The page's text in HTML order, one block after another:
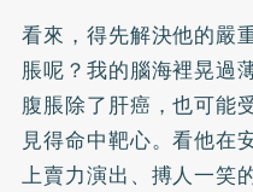
看來，得先解決他的嚴
脹呢？我的腦海裡晃過
腹脹除了肝癌，也可能
見得命中靶心。看他在
上賣力演出、搏人一笑